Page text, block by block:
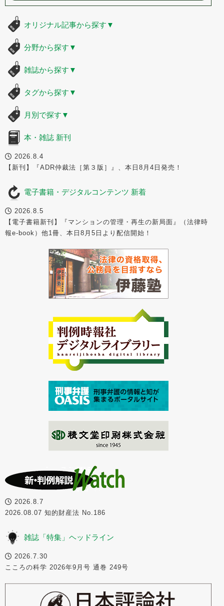
オリジナル記事から探す ▼
分野から探す ▼
雑誌から探す ▼
タグから探す ▼
月別で探す ▼
本・雑誌 新刊
2026.8.4
【新刊】『ADR仲裁法［第３版］』、本日8月4日発売！
電子書籍・デジタルコンテンツ 新着
2026.8.5
【電子書籍新刊】『マンションの管理・再生の新局面』（法律時
報e-book）他1冊、本日8月5日より配信開始！
2026.8.7
2026.08.07 知的財産法 No.186
雑誌「特集」ヘッドライン
2026.7.30
こころの科学 2026年9月号 通巻 249号